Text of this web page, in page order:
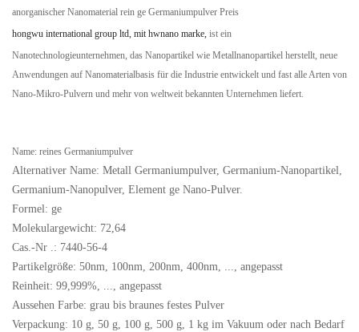
anorganischer Nanomaterial rein ge Germaniumpulver Preis
hongwu international group ltd, mit hwnano marke, ist ein
Nanotechnologieunternehmen, das Nanopartikel wie Metallnanopartikel herstellt, neue
Anwendungen auf Nanomaterialbasis für die Industrie entwickelt und fast alle Arten von
Nano-Mikro-Pulvern und mehr von weltweit bekannten Unternehmen liefert.
Name: reines Germaniumpulver
Alternativer Name: Metall Germaniumpulver, Germanium-Nanopartikel,
Germanium-Nanopulver, Element ge Nano-Pulver.
Formel: ge
Molekulargewicht: 72,64
Cas.-Nr .: 7440-56-4
Partikelgröße: 50nm, 100nm, 200nm, 400nm, ..., angepasst
Reinheit: 99,999%, ..., angepasst
Aussehen Farbe: grau bis braunes festes Pulver
Verpackung: 10 g, 50 g, 100 g, 500 g, 1 kg im Vakuum oder nach Bedarf